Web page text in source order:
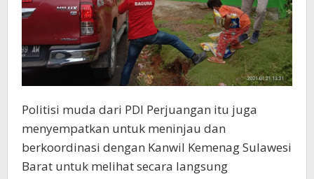
Politisi muda dari PDI Perjuangan itu juga
menyempatkan untuk meninjau dan
berkoordinasi dengan Kanwil Kemenag Sulawesi
Barat untuk melihat secara langsung